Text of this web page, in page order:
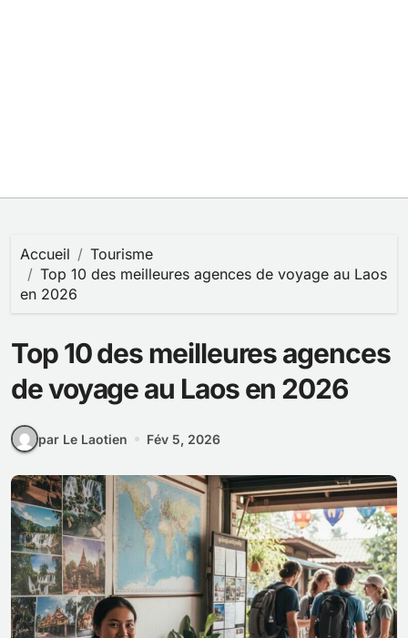
Accueil
Tourisme
Top 10 des meilleures agences de voyage au Laos
en 2026
Top 10 des meilleures agences
de voyage au Laos en 2026
par Le Laotien Fév 5, 2026